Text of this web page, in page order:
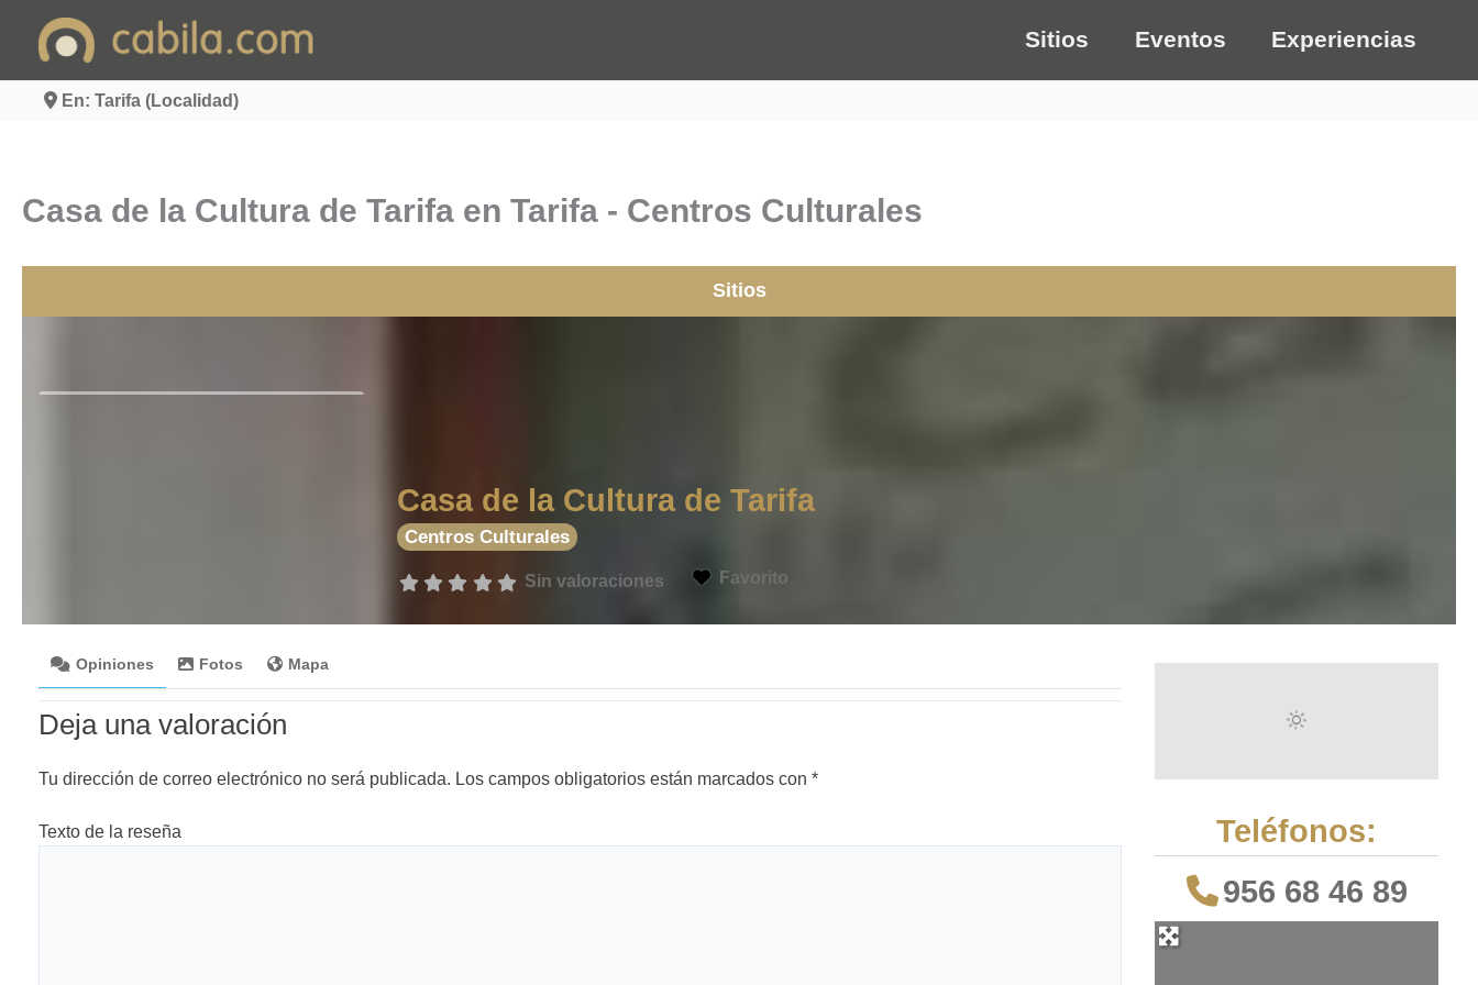
Sitios Eventos Experiencias
En: Tarifa (Localidad)
Casa de la Cultura de Tarifa en Tarifa - Centros Culturales
Sitios
Casa de la Cultura de Tarifa
Centros Culturales
Sin valoraciones Favorito
Opiniones Fotos Mapa
Deja una valoración
Tu dirección de correo electrónico no será publicada. Los campos obligatorios están marcados con *
Texto de la reseña
Teléfonos:
956 68 46 89